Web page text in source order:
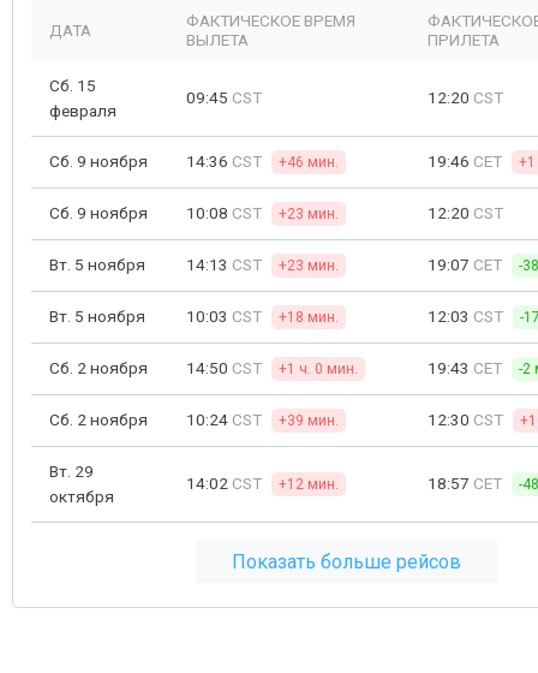
ДАТА
ФАКТИЧЕСКОЕ ВРЕМЯ
ВЫЛЕТА
ПРИЛЕТА
Сб. 15
февраля
09:45 CST 12:20 CST
Сб. 9 ноября 14:36 CST +46 мин. 19:46 CET
Сб. 9 ноября 10:08 CST +23 мин. 12:20 CST
Вт. 5 ноября 14:13 CST +23 мин. 19:07 CET -
Вт. 5 ноября 10:03 CST +18 мин. 12:03 CST -
Сб. 2 ноября 14:50 CST +1 ч. 0 мин. 19:43 CET -2
Сб. 2 ноября 10:24 CST +39 мин. 12:30 CST
Вт. 29
октября
14:02 CST +12 мин. 18:57 CET -
Показать больше рейсов